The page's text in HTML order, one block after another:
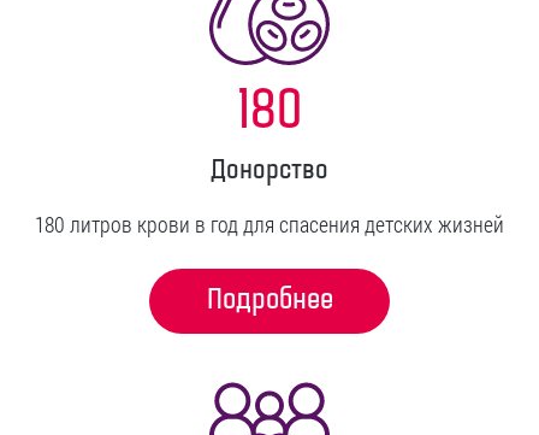
180
Донорство
180 литров крови в год для спасения детских жизней
Подробнее